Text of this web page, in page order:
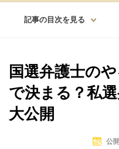
記事の目次を見る
都道府県から探す
北海道・東北
北海道
国選弁護士の
で決まる？私
大公開
公